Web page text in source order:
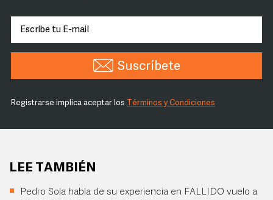
Suscríbete
Registrarse implica aceptar los Términos y Condiciones
LEE TAMBIÉN
Pedro Sola habla de su experiencia en FALLIDO vuelo a